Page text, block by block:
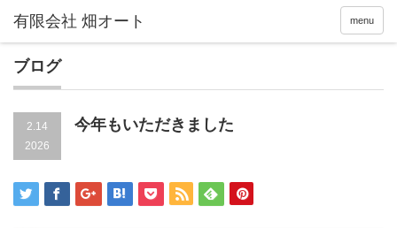
menu
ブログ
2.14
2026
今年もいただきました